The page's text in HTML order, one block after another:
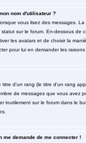
nom d'utilisateur ?
vous lisez des messages.
sur le forum. En-dessous
les avatars et de choisir la
pour lui en demander les
d'un rang (le titre d'un rang
de messages que vous avez
inutilement sur le forum dans le
demande de me connecter !